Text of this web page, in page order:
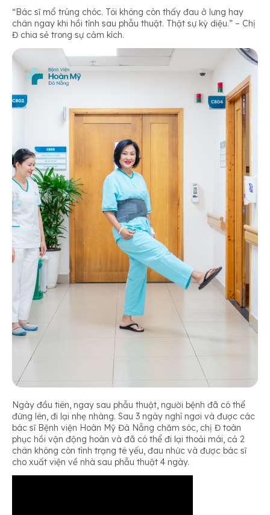
“Bác sĩ mổ trúng chóc. Tôi không còn thấy đau ở lưng hay
chân ngay khi hồi tỉnh sau phẫu thuật. Thật sự kỳ diệu.” – Chị
Đ chia sẻ trong sự cảm kích.
Ngày đầu tiên, ngay sau phẫu thuật, người bệnh đã có thể
đứng lên, đi lại nhẹ nhàng. Sau 3 ngày nghỉ ngơi và được các
bác sĩ Bệnh viện Hoàn Mỹ Đà Nẵng chăm sóc, chị Đ toàn
phục hồi vận động hoàn và đã có thể đi lại thoải mái, cả 2
chân không còn tình trạng tê yếu, đau nhức và được bác sĩ
cho xuất viện về nhà sau phẫu thuật 4 ngày.